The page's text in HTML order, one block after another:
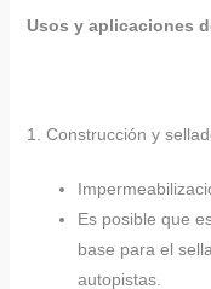
Usos y aplicaciones
1. Construcción y
Es posible que
base para el
autopistas.